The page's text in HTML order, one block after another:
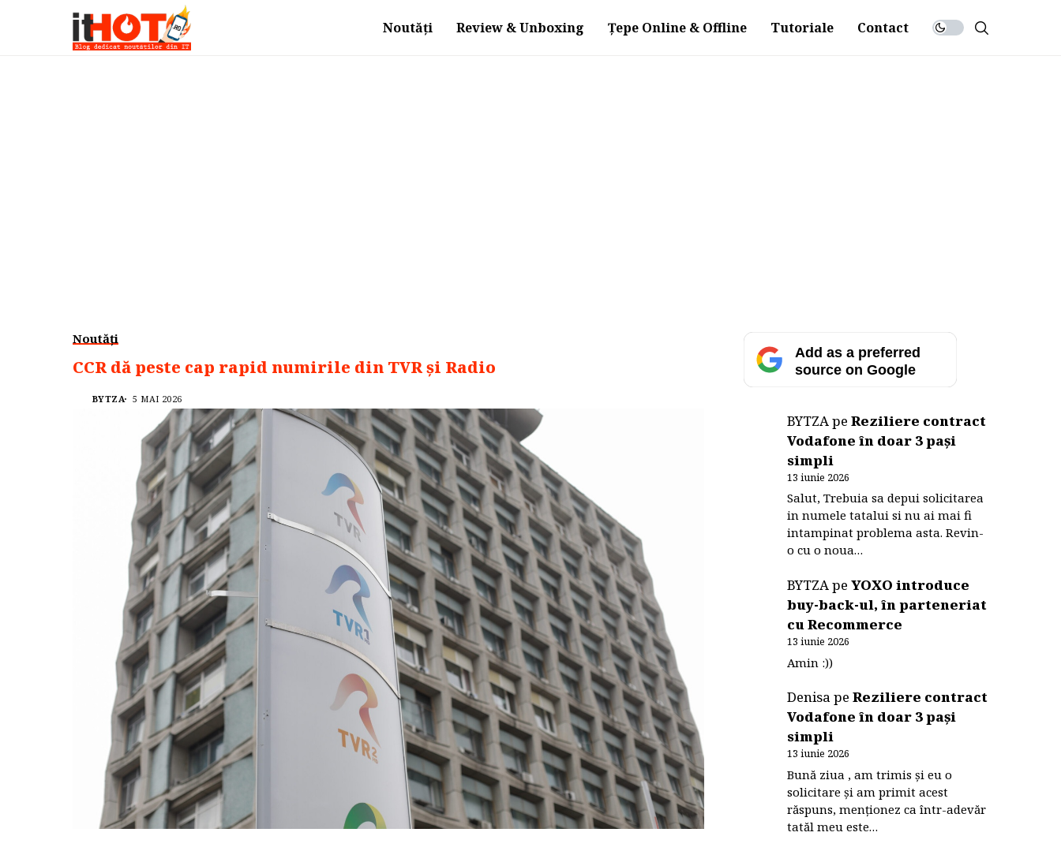
Noutăți Review & Unboxing Țepe Online & Offline Tutoriale Contact
Noutăți
CCR dă peste cap rapid numirile din TVR și Radio
BYTZA 5 MAI 2026
Add as a preferred
source on Google
BYTZApeReziliere contract
Vodafone în doar 3 pași
simpli
13 iunie 2026
Salut, Trebuia sa depui solicitarea
in numele tatalui si nu ai mai fi
intampinat problema asta. Revin-
o cu o noua…
BYTZApeYOXO introduce
buy-back-ul, în parteneriat
cu Recommerce
13 iunie 2026
Amin :))
DenisapeReziliere contract
Vodafone în doar 3 pași
simpli
13 iunie 2026
Bună ziua , am trimis și eu o
solicitare și am primit acest
răspuns, menționez ca într-adevăr
tatăl meu este…